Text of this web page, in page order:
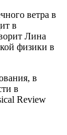
ветра в
в
Лина
физики в
в
в
Review